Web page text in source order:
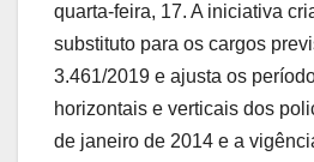
quarta-feira, 17. A iniciativa
substituto para os cargos
3.461/2019 e ajusta os
horizontais e verticais dos
de janeiro de 2014 e a